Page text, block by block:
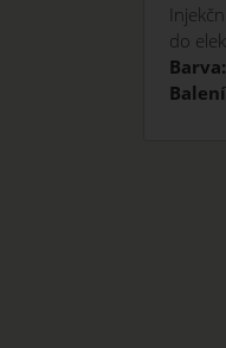
do
Barva: